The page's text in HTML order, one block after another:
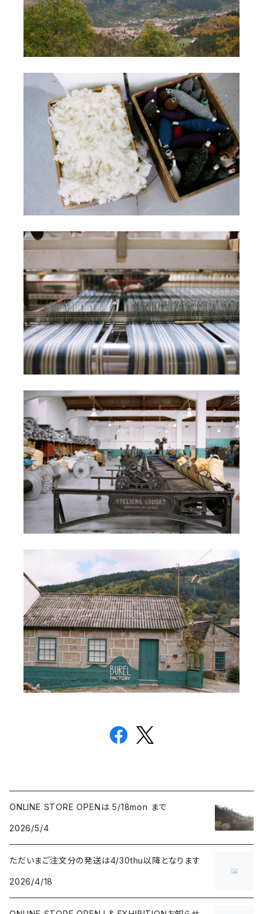
ONLINE STORE OPENは 5/18mon まで
2026/5/4
ただいまご注文分の発送は4/30thu以降となります
2026/4/18